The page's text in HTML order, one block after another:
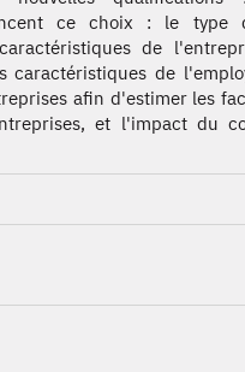
ce choix : le type
de
caractéristiques de
afin d'estimer les
et l'impact du